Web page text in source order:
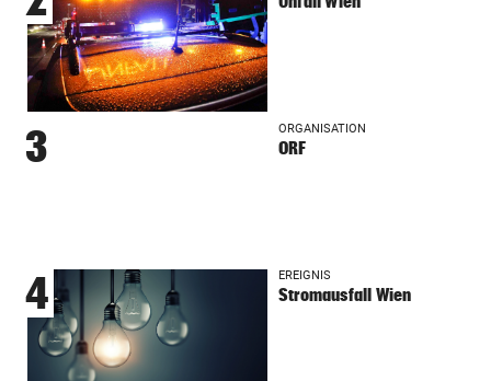
3 ORGANISATION
ORF
4 EREIGNIS
Stromausfall Wien